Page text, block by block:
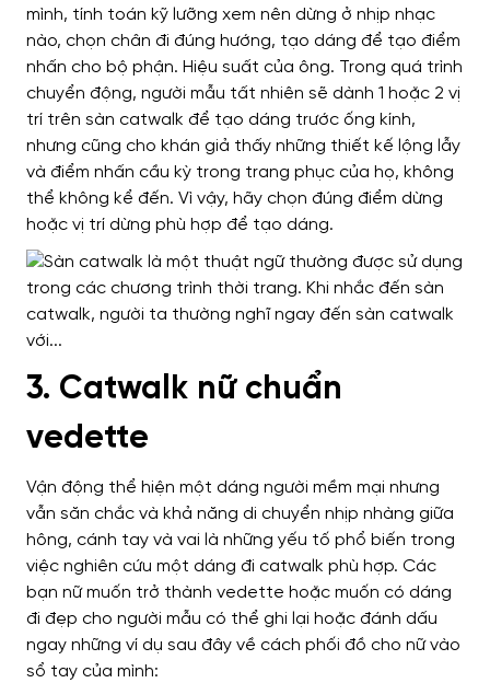
mình, tính toán kỹ lưỡng xem nên dừng ở nhịp nhạc
nào, chọn chân đi đúng hướng, tạo dáng để tạo điểm
nhấn cho bộ phận. Hiệu suất của ông. Trong quá trình
chuyển động, người mẫu tất nhiên sẽ dành 1 hoặc 2 vị
trí trên sàn catwalk để tạo dáng trước ống kính,
nhưng cũng cho khán giả thấy những thiết kế lộng lẫy
và điểm nhấn cầu kỳ trong trang phục của họ, không
thể không kể đến. Vì vậy, hãy chọn đúng điểm dừng
hoặc vị trí dừng phù hợp để tạo dáng.
3. Catwalk nữ chuẩn
vedette
Vận động thể hiện một dáng người mềm mại nhưng
vẫn săn chắc và khả năng di chuyển nhịp nhàng giữa
hông, cánh tay và vai là những yếu tố phổ biến trong
việc nghiên cứu một dáng đi catwalk phù hợp. Các
bạn nữ muốn trở thành vedette hoặc muốn có dáng
đi đẹp cho người mẫu có thể ghi lại hoặc đánh dấu
ngay những ví dụ sau đây về cách phối đồ cho nữ vào
sổ tay của mình: